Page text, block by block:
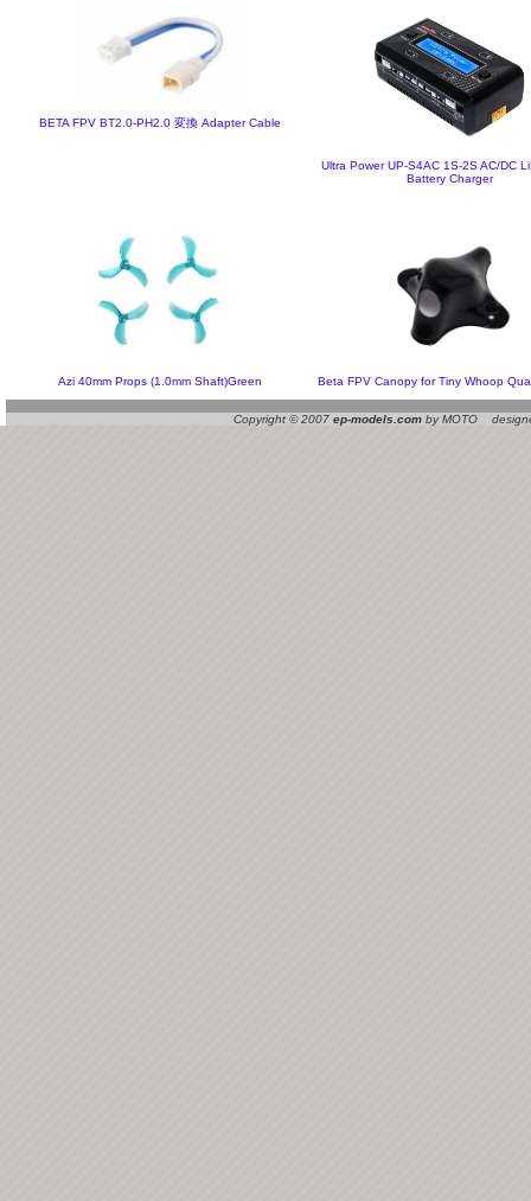
BETA FPV BT2.0-PH2.0 変換 Adapter Cable
Ultra Power UP-S4AC 1S-2S AC/DC
Battery Charger
Azi 40mm Props (1.0mm Shaft)Green Beta FPV Canopy for Tiny Whoop
Copyright © 2007 ep-models.com by MOTO